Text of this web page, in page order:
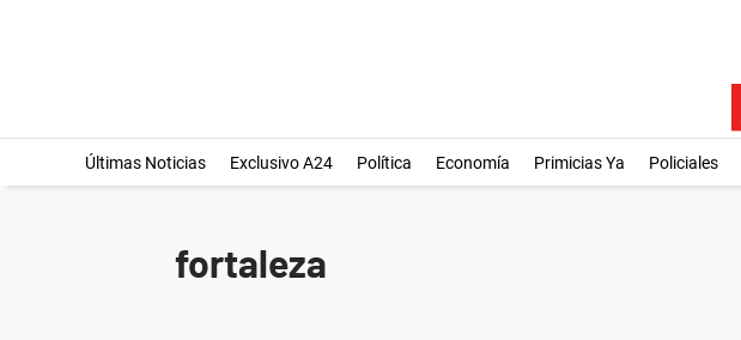
Últimas Noticias Exclusivo A24 Política Economía Primicias Ya Policiales
fortaleza